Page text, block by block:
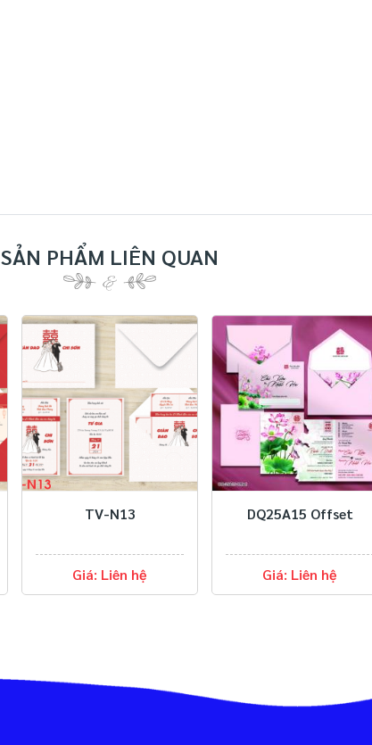
SẢN PHẨM LIÊN QUAN
Giá: Liên hệ
DQ25A15 Offset
Giá: Liên hệ